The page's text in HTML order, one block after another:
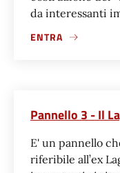
da interessanti
ENTRA
Pannello 3 - Il
E' un pannello
riferibile all’ex